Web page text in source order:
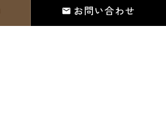
お問い合わせ